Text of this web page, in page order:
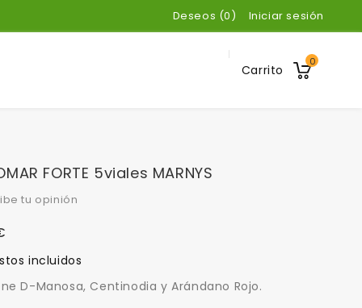
Iniciar sesión
Deseos (0)
Carrito
0
FORTE 5viales MARNYS
tu opinión
incluidos
D-Manosa, Centinodia y Arándano Rojo.